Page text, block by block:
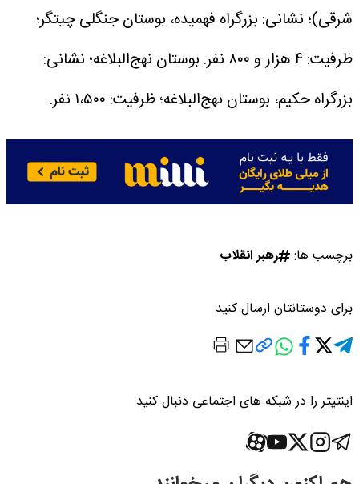
شرقی)؛ نشانی: بزرگراه فهمیده، بوستان جنگلی چیتگر؛
ظرفیت: ۴ هزار و ۸۰۰ نفر.
بوستان نهج‌البلاغه؛ نشانی:
بزرگراه حکیم، بوستان نهج‌البلاغه؛ ظرفیت: ۱،۵۰۰ نفر.
برچسب ها: رهبر انقلاب
برای دوستانتان ارسال کنید
اینتیتر را در شبکه های اجتماعی دنبال کنید